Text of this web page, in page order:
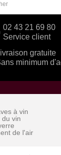
02 43 21 69 80
Service client
gratuite
minimum
à vin
du vin
de l'air